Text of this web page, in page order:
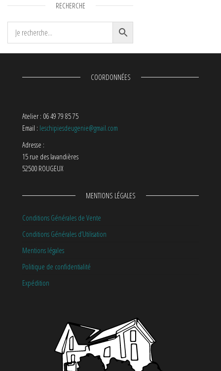
RECHERCHE
COORDONNÉES
Atelier : 06 49 79 85 75
Email : leschipiesdeugenie@gmail.com
Adresse :
15 rue des lavandières
52500 ROUGEUX
MENTIONS LÉGALES
Conditions Générales de Vente
Conditions Générales d’Utilisation
Mentions légales
Politique de confidentialité
Expédition